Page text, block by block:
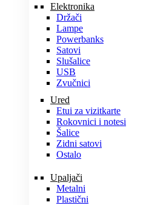
Elektronika
Držači
Lampe
Powerbanks
Satovi
Slušalice
USB
Zvučnici
Ured
Etui za vizitkarte
Rokovnici i notesi
Šalice
Zidni satovi
Ostalo
Upaljači
Metalni
Plastični